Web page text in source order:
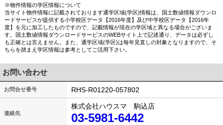
※物件情報の学区情報について
当サイト物件情報に記載されております通学区域(学区)情報は、国土数値情報ダウンロ
ードサービスが提供する小学校区データ【2016年度】及び中学校区データ【2016年
度】を元に加工したものですので、記載情報が現在の学区域と異なる場合がございま
す。国土数値情報ダウンロードサービスのWEBサイト上で記述通り、データは必ずし
も正確とは言えません。また、通学区域(学区)は毎年見直しの対象となりますので、そ
ちらを踏まえ学区情報は参考としてご活用下さい。
お問い合わせ
お問合せ番号 RHS-R01220-057802
連絡先
株式会社ハウスマ 駒込店
03-5981-6442